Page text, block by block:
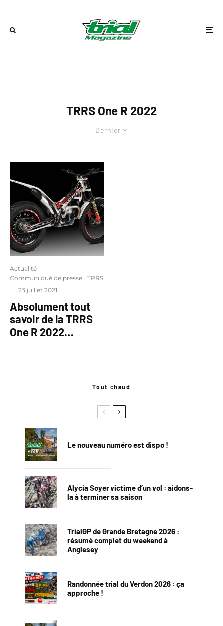
TRRS One R 2022
Dernier
Actualité
Communiqué de presse
TRRS
· 23 juillet 2021
Absolument tout
savoir de la TRRS
One R 2022…
Tout chaud
Le nouveau numéro est dispo !
Alycia Soyer victime d’un vol : aidons-
la à terminer sa saison
TrialGP de Grande Bretagne 2026 :
résumé complet du weekend à
Anglesey
Randonnée trial du Verdon 2026 : ça
approche !